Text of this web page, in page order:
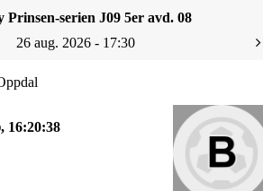
Prinsen-serien J09 5er avd. 08
26 aug. 2026 - 17:30
, 16:20:38